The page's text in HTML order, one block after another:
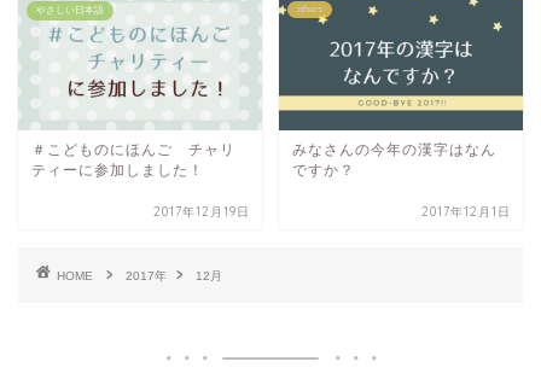
やさしい日本語
＃こどものにほんご チャリ
ティーに参加しました！
2017年12月19日
others
みなさんの今年の漢字はなん
ですか？
2017年12月1日
HOME 2017年 12月